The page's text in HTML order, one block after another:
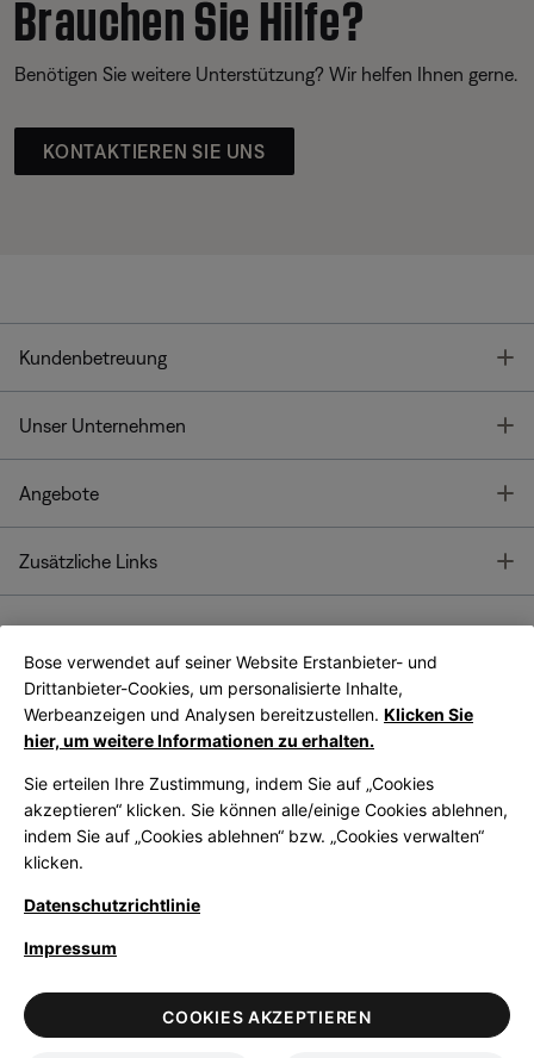
Brauchen Sie Hilfe?
Benötigen Sie weitere Unterstützung? Wir helfen Ihnen gerne.
KONTAKTIEREN SIE UNS
Kundenbetreuung
Unser Unternehmen
Angebote
Zusätzliche Links
Bose App
Bose Connect
App
LegalDatenschutzrichtlinieZugänglichkeitHinweis zu Cookies
VerkaufsbedingungenNutzungsbedingungen
Bose verwendet auf seiner Website Erstanbieter- und
Drittanbieter-Cookies, um personalisierte Inhalte,
Werbeanzeigen und Analysen bereitzustellen. Klicken Sie
hier, um weitere Informationen zu erhalten.
Sie erteilen Ihre Zustimmung, indem Sie auf „Cookies
akzeptieren“ klicken. Sie können alle/einige Cookies ablehnen,
indem Sie auf „Cookies ablehnen“ bzw. „Cookies verwalten“
klicken.
Datenschutzrichtlinie
Impressum
COOKIES AKZEPTIEREN